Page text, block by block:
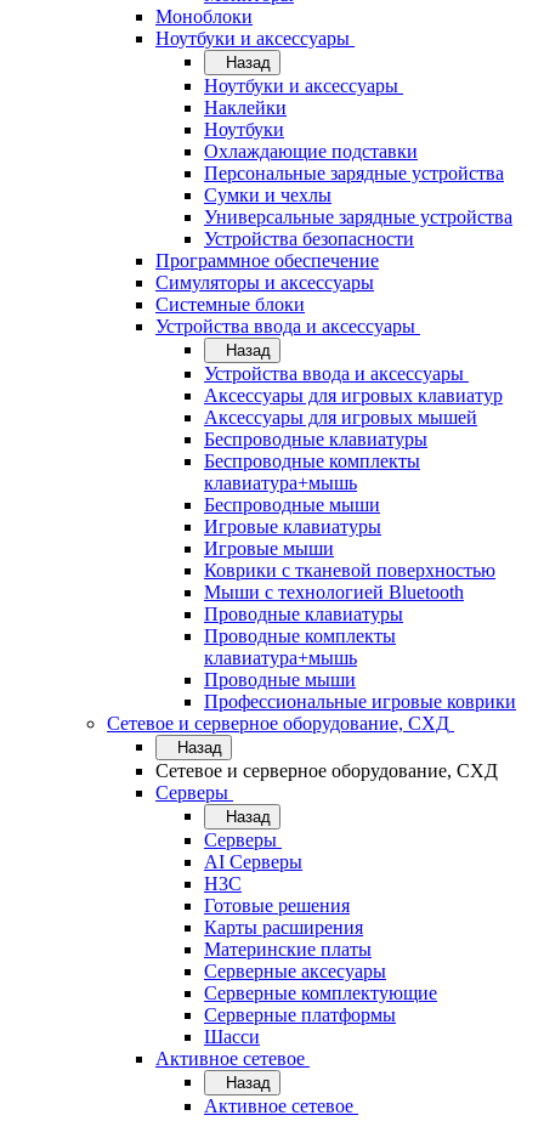
Моноблоки
Ноутбуки и аксессуары
Назад
Ноутбуки и аксессуары
Наклейки
Ноутбуки
Охлаждающие подставки
Персональные зарядные устройства
Сумки и чехлы
Универсальные зарядные устройства
Устройства безопасности
Программное обеспечение
Симуляторы и аксессуары
Системные блоки
Устройства ввода и аксессуары
Назад
Устройства ввода и аксессуары
Аксессуары для игровых клавиатур
Аксессуары для игровых мышей
Беспроводные клавиатуры
Беспроводные комплекты
клавиатура+мышь
Беспроводные мыши
Игровые клавиатуры
Игровые мыши
Коврики с тканевой поверхностью
Мыши с технологией Bluetooth
Проводные клавиатуры
Проводные комплекты
клавиатура+мышь
Проводные мыши
Профессиональные игровые коврики
Сетевое и серверное оборудование, СХД
Назад
Сетевое и серверное оборудование, СХД
Cерверы
Назад
Cерверы
AI Серверы
H3C
Готовые решения
Карты расширения
Материнские платы
Серверные аксесуары
Серверные комплектующие
Серверные платформы
Шасси
Активное сетевое
Назад
Активное сетевое